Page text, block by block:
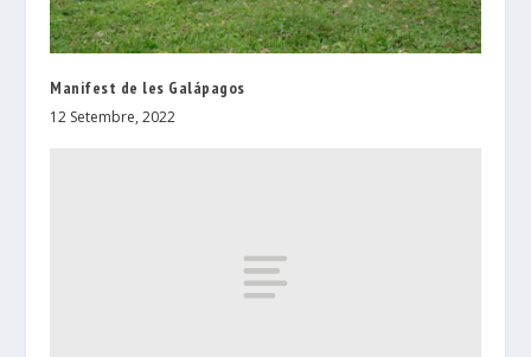
Manifest de les Galápagos
12 Setembre, 2022